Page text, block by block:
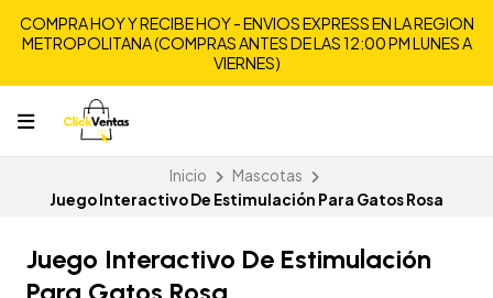
COMPRA HOY Y RECIBE HOY - ENVIOS EXPRESS EN LA REGION
METROPOLITANA (COMPRAS ANTES DE LAS 12:00 PM LUNES A
VIERNES)
Inicio
Mascotas
Juego Interactivo De Estimulación Para Gatos Rosa
Juego Interactivo De Estimulación